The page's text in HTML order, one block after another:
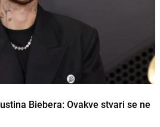
Biebera: Ovakve stvari se ne